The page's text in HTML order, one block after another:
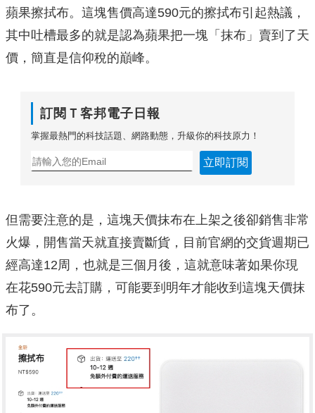
蘋果擦拭布。這塊售價高達590元的擦拭布引起熱議，
其中吐槽最多的就是認為蘋果把一塊「抹布」賣到了天
價，簡直是信仰稅的巔峰。
訂閱Ｔ客邦電子日報
掌握最熱門的科技話題、網路動態，升級你的科技原力！
立即訂閱
但需要注意的是，這塊天價抹布在上架之後卻銷售非常
火爆，開售當天就直接賣斷貨，目前官網的交貨週期已
經高達12周，也就是三個月後，這就意味著如果你現
在花590元去訂購，可能要到明年才能收到這塊天價抹
布了。